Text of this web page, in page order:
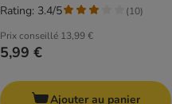
Prix conseillé 13,99 €
5,99 €
Rating: 3.4/5 (10)
Ajouter au panier